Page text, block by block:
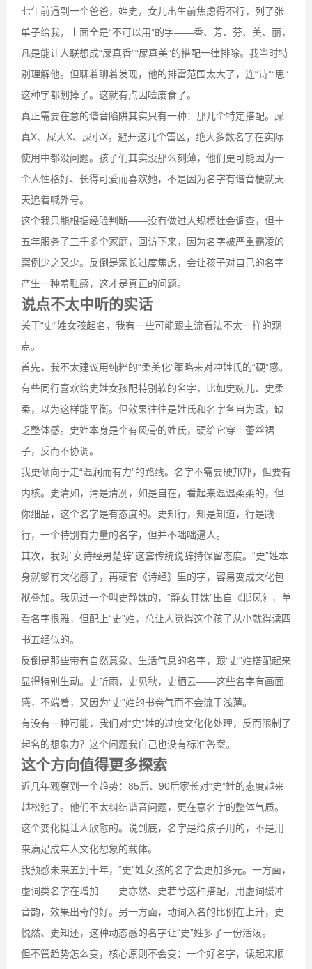
七年前遇到一个爸爸，姓史，女儿出生前焦虑得不行，列了张
单子给我，上面全是“不可以用”的字——香、芳、芬、美、丽，
凡是能让人联想成“屎真香”“屎真美”的搭配一律排除。我当时特
别理解他。但聊着聊着发现，他的排雷范围太大了，连“诗”“思”
这种字都划掉了。这就有点因噎废食了。
真正需要在意的谐音陷阱其实只有一种：那几个特定搭配。屎
真X、屎大X、屎小X。避开这几个雷区，绝大多数名字在实际
使用中都没问题。孩子们其实没那么刻薄，他们更可能因为一
个人性格好、长得可爱而喜欢她，不是因为名字有谐音梗就天
天追着喊外号。
这个我只能根据经验判断——没有做过大规模社会调查，但十
五年服务了三千多个家庭，回访下来，因为名字被严重霸凌的
案例少之又少。反倒是家长过度焦虑，会让孩子对自己的名字
产生一种羞耻感，这才是真正的问题。
说点不太中听的实话
关于“史”姓女孩起名，我有一些可能跟主流看法不太一样的观
点。
首先，我不太建议用纯粹的“柔美化”策略来对冲姓氏的“硬”感。
有些同行喜欢给史姓女孩配特别软的名字，比如史婉儿、史柔
柔，以为这样能平衡。但效果往往是姓氏和名字各自为政，缺
乏整体感。史姓本身是个有风骨的姓氏，硬给它穿上蕾丝裙
子，反而不协调。
我更倾向于走“温润而有力”的路线。名字不需要硬邦邦，但要有
内核。史清如，清是清冽，如是自在，看起来温温柔柔的，但
你细品，这个名字是有态度的。史知行，知是知道，行是践
行，一个特别有力量的名字，但并不咄咄逼人。
其次，我对“女诗经男楚辞”这套传统说辞持保留态度。“史”姓本
身就够有文化感了，再硬套《诗经》里的字，容易变成文化包
袱叠加。我见过一个叫史静姝的，“静女其姝”出自《邶风》，单
看名字很雅，但配上“史”姓，总让人觉得这个孩子从小就得读四
书五经似的。
反倒是那些带有自然意象、生活气息的名字，跟“史”姓搭配起来
显得特别生动。史听雨，史见秋，史栖云——这些名字有画面
感，不端着，又因为“史”姓的书卷气而不会流于浅薄。
有没有一种可能，我们对“史”姓的过度文化化处理，反而限制了
起名的想象力？这个问题我自己也没有标准答案。
这个方向值得更多探索
近几年观察到一个趋势：85后、90后家长对“史”姓的态度越来
越松弛了。他们不太纠结谐音问题，更在意名字的整体气质。
这个变化挺让人欣慰的。说到底，名字是给孩子用的，不是用
来满足成年人文化想象的载体。
我预感未来五到十年，“史”姓女孩的名字会更加多元。一方面，
虚词类名字在增加——史亦然、史若兮这种搭配，用虚词缓冲
音韵，效果出奇的好。另一方面，动词入名的比例在上升，史
悦然、史知还，这种动态感的名字让“史”姓多了一份活泼。
但不管趋势怎么变，核心原则不会变：一个好名字，读起来顺